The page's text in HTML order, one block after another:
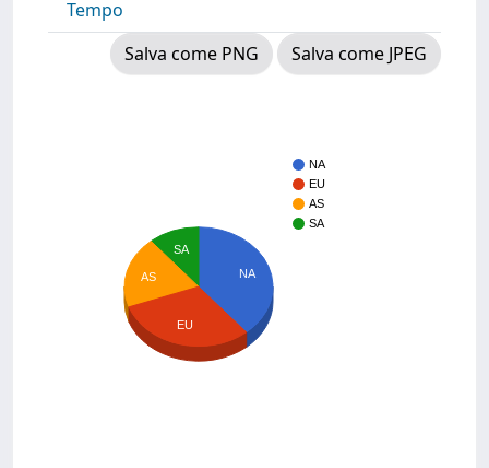
Tempo
Salva come PNG
Salva come JPEG
NA
EU
AS
SA
NA
SA
AS
EU